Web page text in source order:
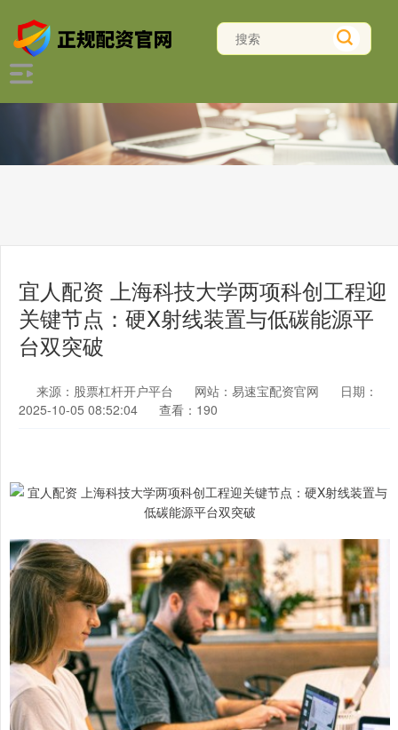
宜人配资 ​上海科技大学两项科创工程迎
关键节点：硬X射线装置与低碳能源平
台双突破​
来源：股票杠杆开户平台 网站：易速宝配资官网
日期：
2025-10-05 08:52:04
查看：190